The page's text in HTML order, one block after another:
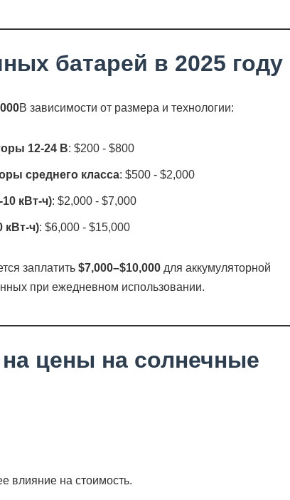
батарей в 2025 году
В зависимости от размера и технологии:
12-24 В: $200 - $800
среднего класса: $500 - $2,000
кВт-ч): $2,000 - $7,000
кВт-ч): $6,000 - $15,000
заплатить $7,000–$10,000 для аккумуляторной
при ежедневном использовании.
цены на солнечные
влияние на стоимость.